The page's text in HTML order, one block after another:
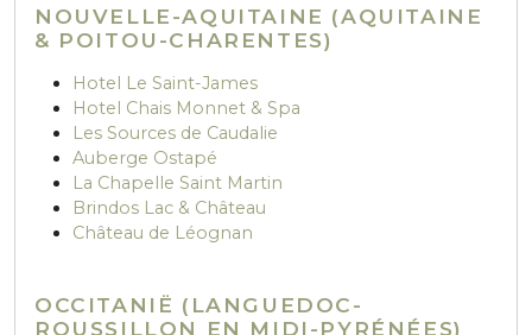
NOUVELLE-AQUITAINE (AQUITAINE
& POITOU-CHARENTES)
Hotel Le Saint-James
Hotel Chais Monnet & Spa
Les Sources de Caudalie
Auberge Ostapé
La Chapelle Saint Martin
Brindos Lac & Château
Château de Léognan
OCCITANIË (LANGUEDOC-
ROUSSILLON EN MIDI-PYRÉNÉES)